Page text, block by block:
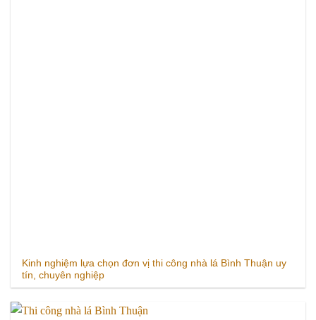
Kinh nghiệm lựa chọn đơn vị thi công nhà lá Bình Thuận uy
tín, chuyên nghiệp